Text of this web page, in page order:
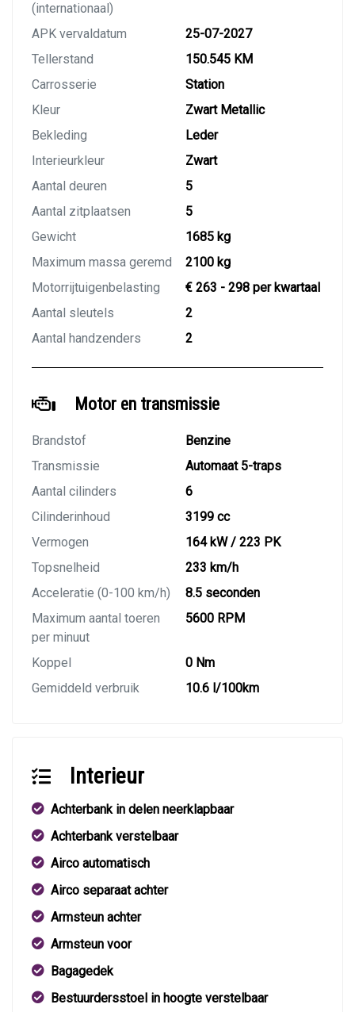
(internationaal)
APK vervaldatum
25-07-2027
Tellerstand
150.545 KM
Carrosserie
Station
Kleur
Zwart Metallic
Bekleding
Leder
Interieurkleur
Zwart
Aantal deuren
5
Aantal zitplaatsen
5
Gewicht
1685 kg
Maximum massa geremd
2100 kg
Motorrijtuigenbelasting
€ 263 - 298 per kwartaal
Aantal sleutels
2
Aantal handzenders
2
Motor en transmissie
Brandstof
Benzine
Transmissie
Automaat 5-traps
Aantal cilinders
6
Cilinderinhoud
3199 cc
Vermogen
164 kW / 223 PK
Topsnelheid
233 km/h
Acceleratie (0-100 km/h)
8.5 seconden
Maximum aantal toeren
per minuut
5600 RPM
Koppel
0 Nm
Gemiddeld verbruik
10.6 l/100km
Interieur
Achterbank in delen neerklapbaar
Achterbank verstelbaar
Airco automatisch
Airco separaat achter
Armsteun achter
Armsteun voor
Bagagedek
Bestuurdersstoel in hoogte verstelbaar